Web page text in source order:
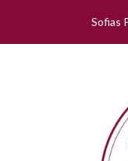
Sofias